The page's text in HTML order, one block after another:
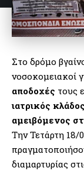
Στο δρόμο
νοσοκομειακοί
αποδοχές τους
ιατρικός
αμειβόμενος
Την Τετάρτη 18/
διαμαρτυρίας